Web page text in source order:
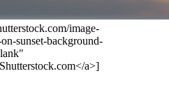
image-
sunset-background-
a>]